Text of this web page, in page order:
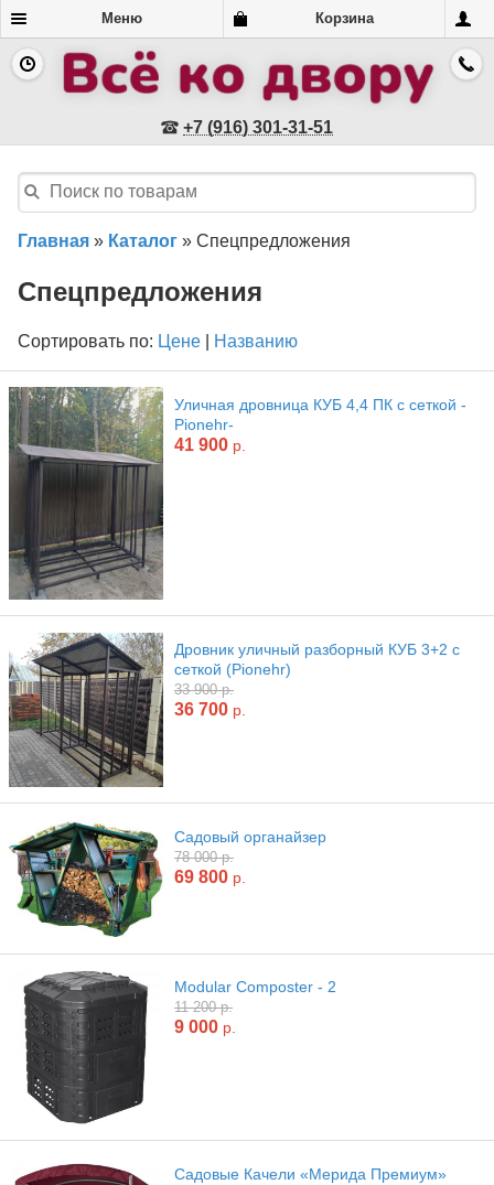
Меню Корзина
+7 (916) 301-31-51
Главная » Каталог » Спецпредложения
Спецпредложения
Сортировать по: Цене Названию
Уличная дровница КУБ 4,4 ПК с сеткой -
Pionehr-
41 900 р.
Дровник уличный разборный КУБ 3+2 с
сеткой (Pionehr)
33 900 р.
36 700 р.
Садовый органайзер
78 000 р.
69 800 р.
Modular Composter - 2
11 200 р.
9 000 р.
Садовые Качели «Мерида Премиум»